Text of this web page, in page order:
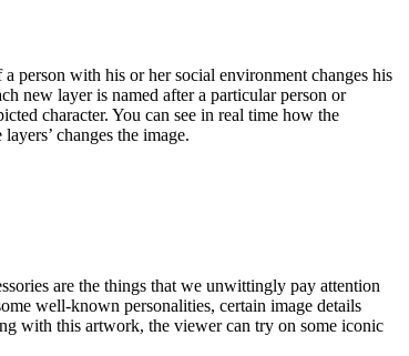
person with his or her social environment changes his
new layer is named after a particular person or
character. You can see in real time how the
changes the image.
are the things that we unwittingly pay attention
well-known personalities, certain image details
with this artwork, the viewer can try on some iconic